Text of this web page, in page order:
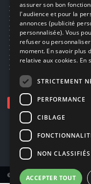
Ecogaming
Expédition & retours
Confidentialité
Conditions générales
EA Sport UFC 6
Call of Duty: Modern
Rachat et revente de
© Copyright 2026 Smartoys SA
assurer son bon
l'audience et pour la
annonces (publicité
personnalisée). Vous
refuser ou
moment. En savoir plus
relative aux cookies. En
STRICTEMENT
PERFORMANCE
CIBLAGE
NON CLASSIFIÉS
ACCEPTER TOUT